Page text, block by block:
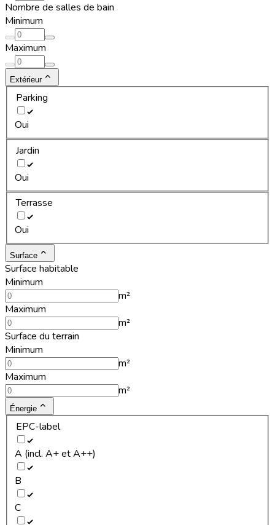
Nombre de salles de bain
Minimum
Maximum
Extérieur
Parking
Oui
Jardin
Oui
Terrasse
Oui
Surface
Surface habitable
Minimum
m²
Maximum
m²
Surface du terrain
Minimum
m²
Maximum
m²
Énergie
EPC-label
A (incl. A+ et A++)
B
C